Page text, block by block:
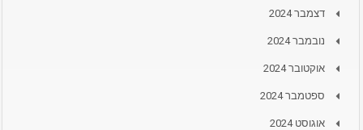
דצמבר 2024
נובמבר 2024
אוקטובר 2024
ספטמבר 2024
אוגוסט 2024